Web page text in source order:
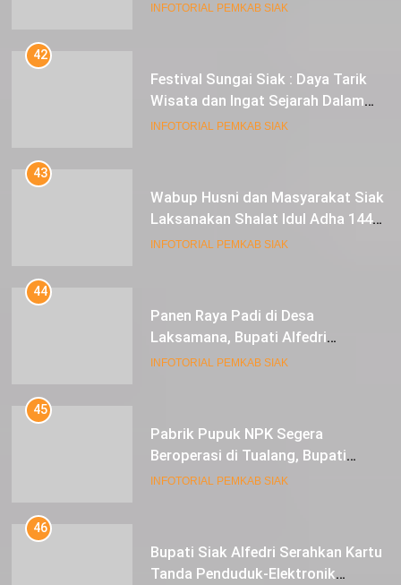
INFOTORIAL PEMKAB SIAK
42
Festival Sungai Siak : Daya Tarik
Wisata dan Ingat Sejarah Dalam
Lestarikan Peradaban
INFOTORIAL PEMKAB SIAK
43
Wabup Husni dan Masyarakat Siak
Laksanakan Shalat Idul Adha 1445
Hijriah di Lapangan Tugu Siak
INFOTORIAL PEMKAB SIAK
44
Panen Raya Padi di Desa
Laksamana, Bupati Alfedri
Serahkan 16 Unit Mesin Pompa Air
INFOTORIAL PEMKAB SIAK
45
Pabrik Pupuk NPK Segera
Beroperasi di Tualang, Bupati
Alfedri Investasi ini Tingkatkan
INFOTORIAL PEMKAB SIAK
46
Bupati Siak Alfedri Serahkan Kartu
Tanda Penduduk-Elektronik